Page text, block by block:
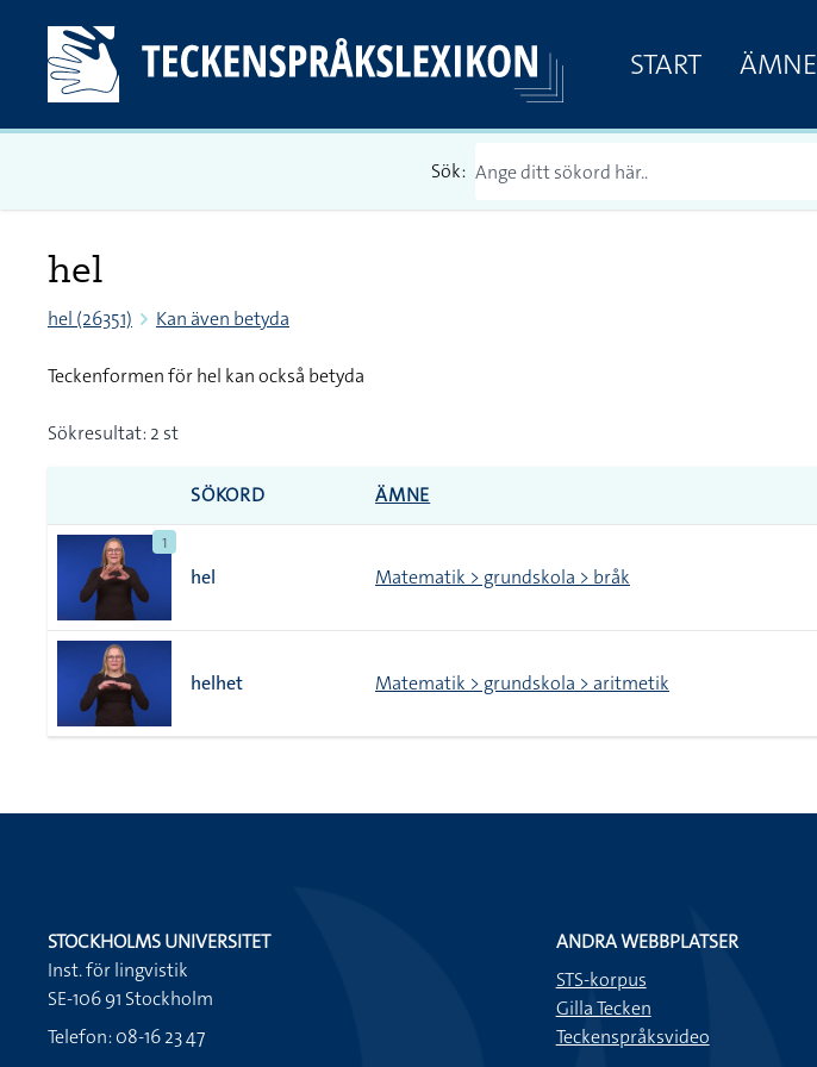
START ÄMNE
Sök:
hel
hel (26351) Kan även betyda
Teckenformen för hel kan också betyda
Sökresultat: 2 st
SÖKORD ÄMNE
1
hel Matematik > grundskola > bråk
helhet Matematik > grundskola > aritmetik
STOCKHOLMS UNIVERSITET
Inst. för lingvistik
SE-106 91 Stockholm
Telefon: 08-16 23 47
ANDRA WEBBPLATSER
STS-korpus
Gilla Tecken
Teckenspråksvideo